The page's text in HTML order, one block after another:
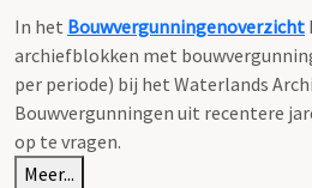
In het Bouwvergunningenoverzicht
archiefblokken met
per periode) bij het Waterlands
Bouwvergunningen uit recentere
op te vragen.
Meer...